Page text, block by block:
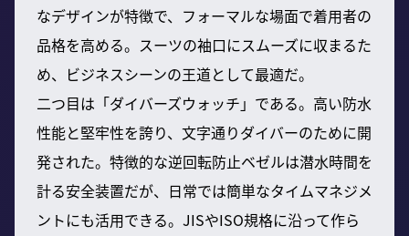
なデザインが特徴で、フォーマルな場面で着用者の
品格を高める。スーツの袖口にスムーズに収まるた
め、ビジネスシーンの王道として最適だ。
二つ目は「ダイバーズウォッチ」である。高い防水
性能と堅牢性を誇り、文字通りダイバーのために開
発された。特徴的な逆回転防止ベゼルは潜水時間を
計る安全装置だが、日常では簡単なタイムマネジメ
ントにも活用できる。JISやISO規格に沿って作ら